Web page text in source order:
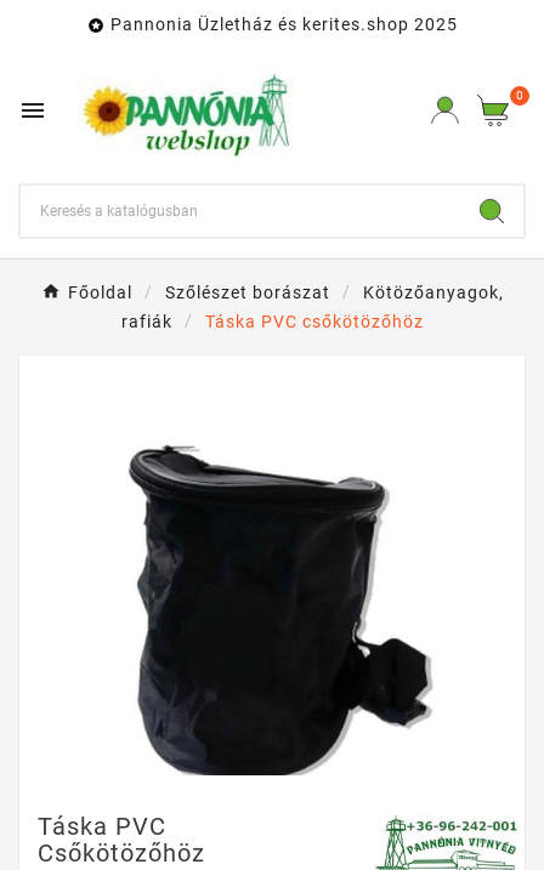
 Pannonia Üzletház és kerites.shop 2025

0
Főoldal Szőlészet borászat
Kötözőanyagok,
rafiák
Táska PVC csőkötözőhöz
Táska PVC
Csőkötözőhöz